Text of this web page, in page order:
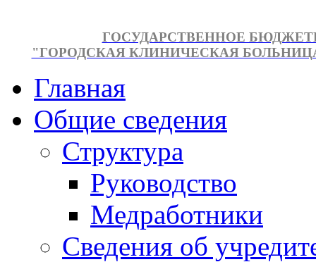
ГОСУДАРСТВЕННОЕ
"ГОРОДСКАЯ КЛИНИЧЕСКАЯ
Главная
Общие сведения
Структура
Руководство
Медработники
Сведения об